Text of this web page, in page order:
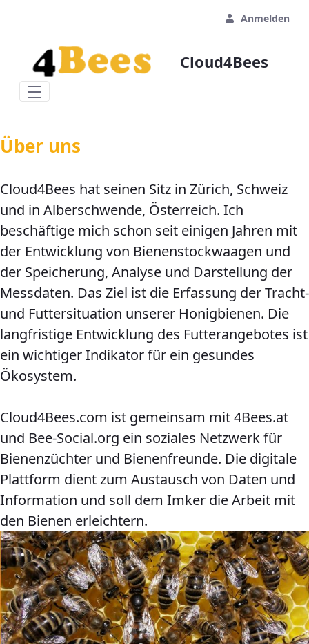
Anmelden
Cloud4Bees
Über uns
Cloud4Bees hat seinen Sitz in Zürich, Schweiz
und in Alberschwende, Österreich. Ich
beschäftige mich schon seit einigen Jahren mit
der Entwicklung von Bienenstockwaagen und
der Speicherung, Analyse und Darstellung der
Messdaten. Das Ziel ist die Erfassung der Tracht-
und Futtersituation unserer Honigbienen. Die
langfristige Entwicklung des Futterangebotes ist
ein wichtiger Indikator für ein gesundes
Ökosystem.
Cloud4Bees.com ist gemeinsam mit 4Bees.at
und Bee-Social.org ein soziales Netzwerk für
Bienenzüchter und Bienenfreunde. Die digitale
Plattform dient zum Austausch von Daten und
Information und soll dem Imker die Arbeit mit
den Bienen erleichtern.